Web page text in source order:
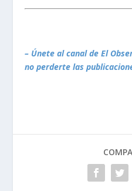
– Únete al canal de El
no perderte las